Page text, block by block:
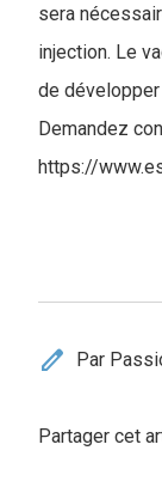
sera
injection. Le
de développer
Demandez
https://
edit Par
Partager cet